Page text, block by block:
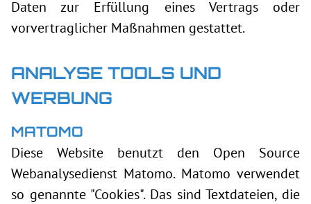
Daten zur Erfüllung eines Vertrags oder
vorvertraglicher Maßnahmen gestattet.
ANALYSE TOOLS UND
WERBUNG
MATOMO
Diese Website benutzt den Open Source
Webanalysedienst Matomo. Matomo verwendet
so genannte "Cookies". Das sind Textdateien, die